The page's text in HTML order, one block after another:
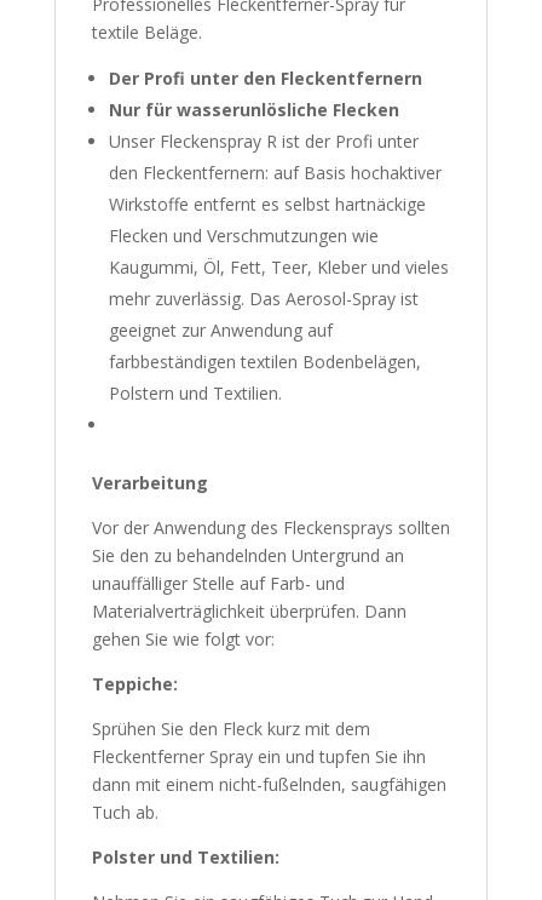
textile Beläge.
Der Profi unter den Fleckentfernern
Nur für wasserunlösliche Flecken
Unser Fleckenspray R ist der Profi unter
den Fleckentfernern: auf Basis hochaktiver
Wirkstoffe entfernt es selbst hartnäckige
Flecken und Verschmutzungen wie
Kaugummi, Öl, Fett, Teer, Kleber und vieles
mehr zuverlässig. Das Aerosol-Spray ist
geeignet zur Anwendung auf
farbbeständigen textilen Bodenbelägen,
Polstern und Textilien.
Verarbeitung
Vor der Anwendung des Fleckensprays sollten
Sie den zu behandelnden Untergrund an
unauffälliger Stelle auf Farb- und
Materialverträglichkeit überprüfen. Dann
gehen Sie wie folgt vor:
Teppiche:
Sprühen Sie den Fleck kurz mit dem
Fleckentferner Spray ein und tupfen Sie ihn
dann mit einem nicht-fußelnden, saugfähigen
Tuch ab.
Polster und Textilien: